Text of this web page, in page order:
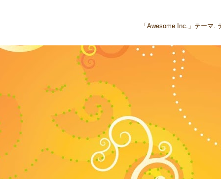
「Awesome Inc.」テーマ.